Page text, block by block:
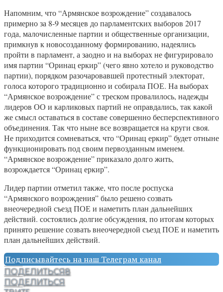
Напомним, что “Армянское возрождение” создавалось
примерно за 8-9 месяцев до парламентских выборов 2017
года, малочисленные партии и общественные организации,
примкнув к новосозданному формированию, надеялись
пройти в парламент, а заодно и на выборах не фигурировало
имя партии “Оринац еркир” (чего явно хотело и руководство
партии), порядком разочаровавшей протестный электорат,
голоса которого традиционно и собирала ПОЕ. На выборах
“Армянское возрождение” с треском провалилось, надежды
лидеров ОО и карликовых партий не оправдались, так какой
же смысл оставаться в составе совершенно бесперспективного
объединения. Так что ныне все возвращается на круги своя.
Не приходится сомневаться, что “Оринац еркир” будет отныне
функционировать под своим первозданным именем.
“Армянское возрождение” приказало долго жить,
возрождается “Оринац еркир”.
Лидер партии отметил также, что после роспуска
“Армянского возрождения” было решено созвать
внеочередной съезд ПОЕ и наметить план дальнейших
действий. состоялись долгие обсуждения, по итогам которых
принято решение созвать внеочередной съезд ПОЕ и наметить
план дальнейших действий.
Подписывайтесь на наш Телеграм канал
ПОДЕЛИТЬСЯ8
ПОДЕЛИТЬСЯ